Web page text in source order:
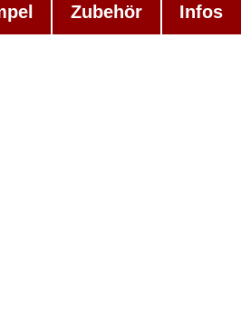
Zubehör Infos